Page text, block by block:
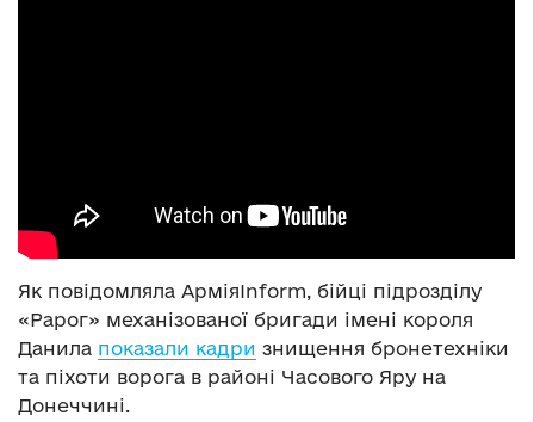
Як повідомляла АрміяInform, бійці підрозділу
«Рарог» механізованої бригади імені короля
Данила показали кадри знищення бронетехніки
та піхоти ворога в районі Часового Яру на
Донеччині.